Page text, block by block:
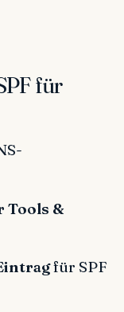
für
Tools &
für SPF